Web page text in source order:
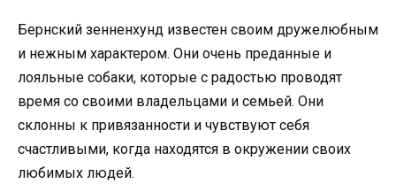
Бернский зенненхунд известен своим дружелюбным
и нежным характером. Они очень преданные и
лояльные собаки, которые с радостью проводят
время со своими владельцами и семьей. Они
склонны к привязанности и чувствуют себя
счастливыми, когда находятся в окружении своих
любимых людей.